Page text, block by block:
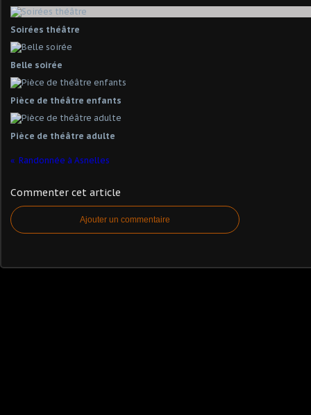
Soirées théâtre
Belle soirée
Pièce de théâtre enfants
Pièce de théâtre adulte
Randonnée à Asnelles
Commenter cet article
Ajouter un commentaire